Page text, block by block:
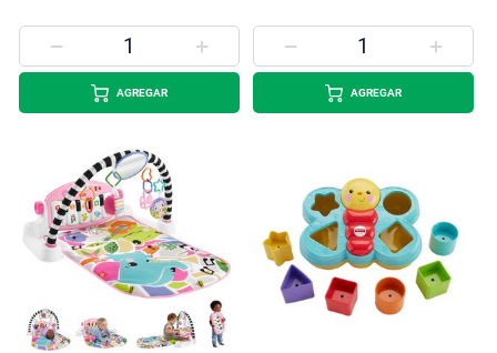
AGREGAR AGREGAR